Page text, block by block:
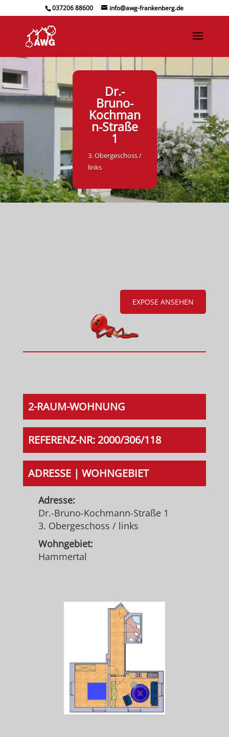
037206 88600 info@awg-frankenberg.de
Dr.-
Bruno-
Kochman
n-Straße
1
3. Obergeschoss /
links
EXPOSE ANSEHEN
2-RAUM-WOHNUNG
REFERENZ-NR: 2000/306/118
ADRESSE | WOHNGEBIET
Adresse:
Dr.-Bruno-Kochmann-Straße 1
3. Obergeschoss / links
Wohngebiet:
Hammertal